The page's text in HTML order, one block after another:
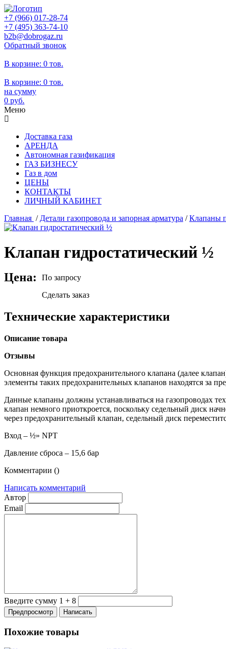
+7 (966) 017-28-74
+7 (495) 363-74-10
b2b@dobrogaz.ru
Обратный звонок
В корзине: 0 тов.
В корзине: 0 тов.
на сумму
0 руб.
Меню
Доставка газа
АРЕНДА
Автономная газификация
ГАЗ БИЗНЕСУ
Газ в дом
ЦЕНЫ
КОНТАКТЫ
ЛИЧНЫЙ КАБИНЕТ
Главная / Детали газопровода и запорная арматура /Клапаны
Клапан гидростатический ½
Цена:
По запросу
Сделать заказ
Технические характеристики
Описание товара
Отзывы
Основная функция предохранительного клапана (далее
элементы таких предохранительных клапанов находятся за
Данные клапаны должны устанавливаться на газопроводах
клапан немного приоткроется, поскольку седельный диск
через предохранительный клапан, седельный диск
Вход – ½» NPT
Давление сброса – 15,6 бар
Комментарии ()
Написать комментарий
Автор
Email
Введите сумму 1 + 8
Похожие товары